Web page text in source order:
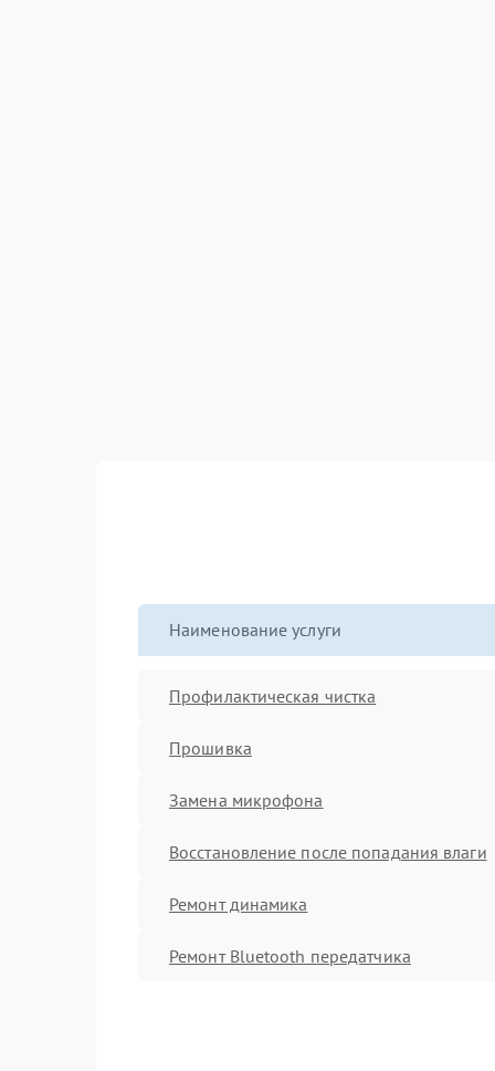
Наименование услуги
Профилактическая чистка
Прошивка
Замена микрофона
Восстановление после попадания влаги
Ремонт динамика
Ремонт Bluetooth передатчика